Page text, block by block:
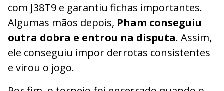
com J38T9 e garantiu fichas importantes.
Algumas mãos depois, Pham conseguiu
outra dobra e entrou na disputa. Assim,
ele conseguiu impor derrotas consistentes
e virou o jogo.